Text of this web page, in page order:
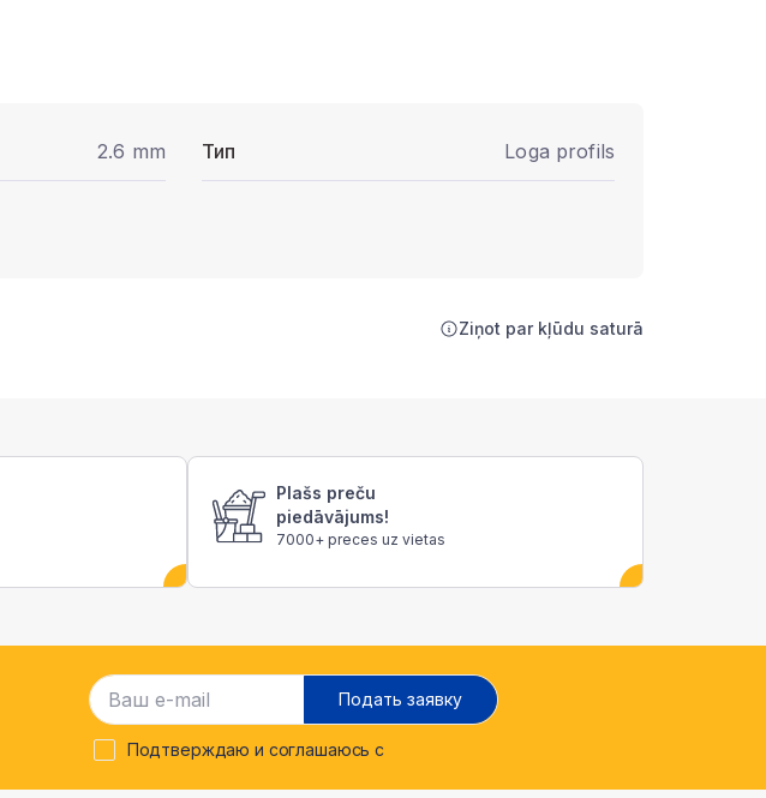
2.6 mm Тип Loga profils
Ziņot par kļūdu saturā
Plašs preču
piedāvājums!
7000+ preces uz vietas
Подать заявку
Подтверждаю и соглашаюсь с